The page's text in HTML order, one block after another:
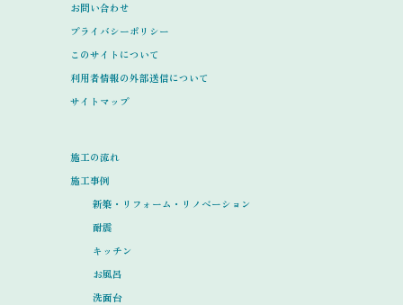
お問い合わせ
プライバシーポリシー
このサイトについて
利用者情報の外部送信について
サイトマップ
施工の流れ
施工事例
新築・リフォーム・リノベーション
耐震
キッチン
お風呂
洗面台